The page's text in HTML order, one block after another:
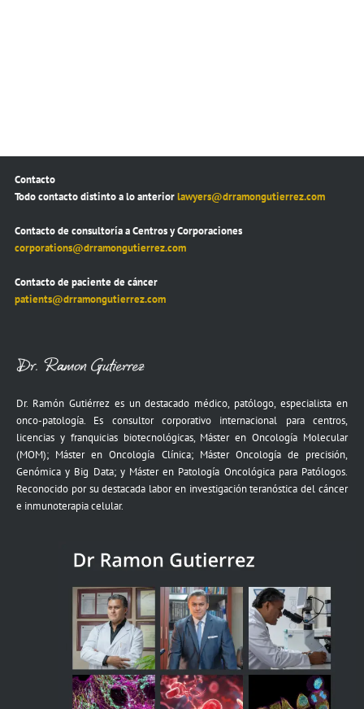
Contacto
Todo contacto distinto a lo anteriorlawyers@drramongutierrez.com
Contacto de consultoría a Centros y Corporaciones
corporations@drramongutierrez.com
Contacto de paciente de cáncer
patients@drramongutierrez.com
Dr. Ramón Gutiérrez es un destacado médico, patólogo, especialista en
onco-patología. Es consultor corporativo internacional para centros,
licencias y franquicias biotecnológicas, Máster en Oncología Molecular
(MOM); Máster en Oncología Clínica; Máster Oncología de precisión,
Genómica y Big Data; y Máster en Patología Oncológica para Patólogos.
Reconocido por su destacada labor en investigación teranóstica del cáncer
e inmunoterapia celular.